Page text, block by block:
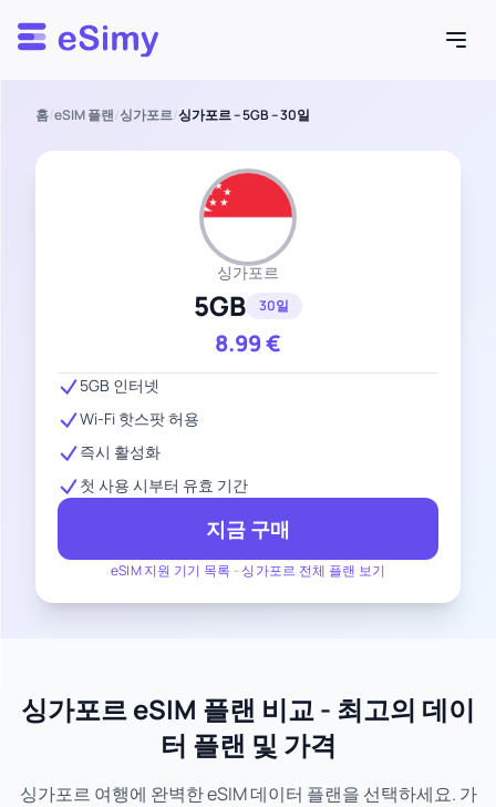
Esimy
홈/eSIM 플랜/싱가포르/싱가포르 – 5GB – 30일
싱가포르
5GB 30일
8.99€
eSIM 지원 기기 목록 - 싱가포르 전체 플랜 보기
5GB 인터넷
Wi-Fi 핫스팟 허용
즉시 활성화
첫 사용 시부터 유효 기간
지금 구매
싱가포르 eSIM 플랜 비교 - 최고의 데이
터 플랜 및 가격
싱가포르 여행에 완벽한 eSIM 데이터 플랜을 선택하세요. 가